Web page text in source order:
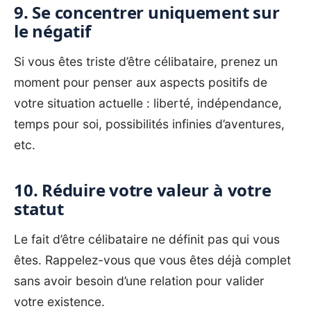
9. Se concentrer uniquement sur
le négatif
Si vous êtes triste d’être célibataire, prenez un
moment pour penser aux aspects positifs de
votre situation actuelle : liberté, indépendance,
temps pour soi, possibilités infinies d’aventures,
etc.
10. Réduire votre valeur à votre
statut
Le fait d’être célibataire ne définit pas qui vous
êtes. Rappelez-vous que vous êtes déjà complet
sans avoir besoin d’une relation pour valider
votre existence.